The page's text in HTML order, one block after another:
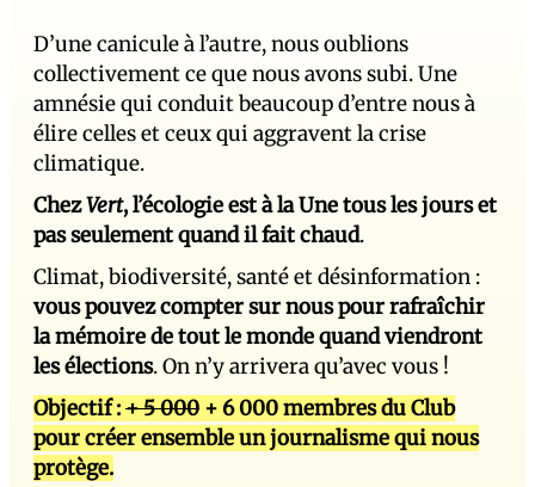
D’une canicule à l’autre, nous oublions
collectivement ce que nous avons subi. Une
amnésie qui conduit beaucoup d’entre nous à
élire celles et ceux qui aggravent la crise
climatique.
ChezVert, l’écologie est à la Une tous les jours et
pas seulement quand il fait chaud.
Climat, biodiversité, santé et désinformation :
vous pouvez compter sur nous pour rafraîchir
la mémoire de tout le monde quand viendront
les élections. On n’y arrivera qu’avec vous !
Objectif :+ 5 000 + 6 000 membres du Club
pour créer ensemble un journalisme qui nous
protège.